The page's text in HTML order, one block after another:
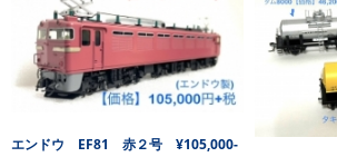
エンドウ EF81 赤２号 ¥105,000-